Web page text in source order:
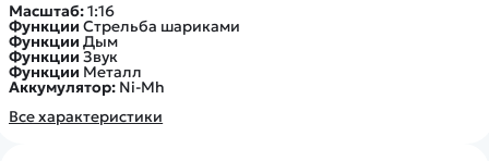
Масштаб:1:16
Функции Стрельба шариками
Функции Дым
Функции Звук
Функции Металл
Аккумулятор: Ni-Mh
Все характеристики